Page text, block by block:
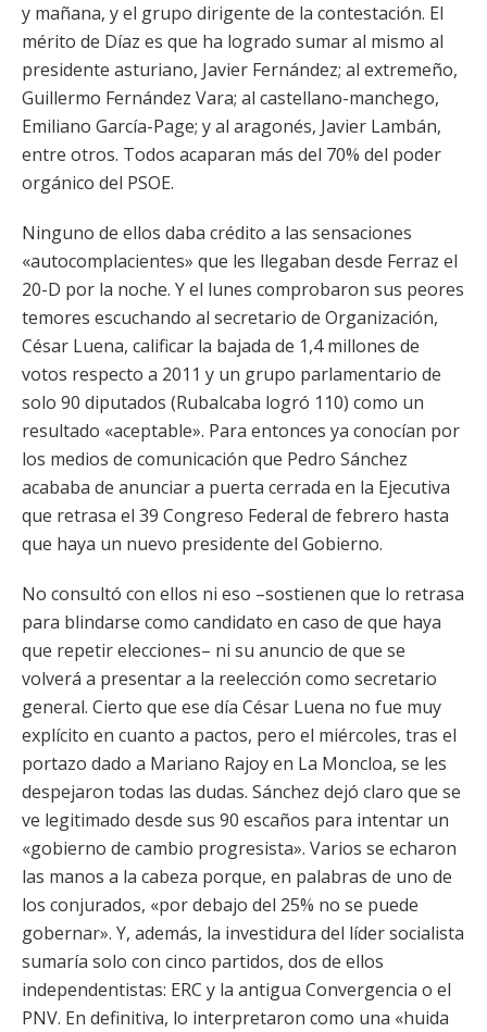
y mañana, y el grupo dirigente de la contestación. El
mérito de Díaz es que ha logrado sumar al mismo al
presidente asturiano, Javier Fernández; al extremeño,
Guillermo Fernández Vara; al castellano-manchego,
Emiliano García-Page; y al aragonés, Javier Lambán,
entre otros. Todos acaparan más del 70% del poder
orgánico del PSOE.
Ninguno de ellos daba crédito a las sensaciones
«autocomplacientes» que les llegaban desde Ferraz el
20-D por la noche. Y el lunes comprobaron sus peores
temores escuchando al secretario de Organización,
César Luena, calificar la bajada de 1,4 millones de
votos respecto a 2011 y un grupo parlamentario de
solo 90 diputados (Rubalcaba logró 110) como un
resultado «aceptable». Para entonces ya conocían por
los medios de comunicación que Pedro Sánchez
acababa de anunciar a puerta cerrada en la Ejecutiva
que retrasa el 39 Congreso Federal de febrero hasta
que haya un nuevo presidente del Gobierno.
No consultó con ellos ni eso –sostienen que lo retrasa
para blindarse como candidato en caso de que haya
que repetir elecciones– ni su anuncio de que se
volverá a presentar a la reelección como secretario
general. Cierto que ese día César Luena no fue muy
explícito en cuanto a pactos, pero el miércoles, tras el
portazo dado a Mariano Rajoy en La Moncloa, se les
despejaron todas las dudas. Sánchez dejó claro que se
ve legitimado desde sus 90 escaños para intentar un
«gobierno de cambio progresista». Varios se echaron
las manos a la cabeza porque, en palabras de uno de
los conjurados, «por debajo del 25% no se puede
gobernar». Y, además, la investidura del líder socialista
sumaría solo con cinco partidos, dos de ellos
independentistas: ERC y la antigua Convergencia o el
PNV. En definitiva, lo interpretaron como una «huida